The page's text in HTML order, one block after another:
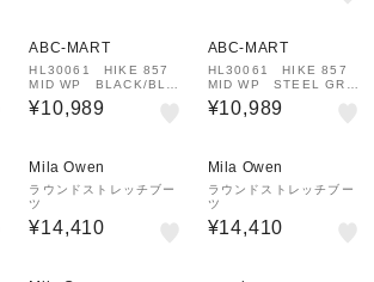
ABC-MART
HL30061 HIKE 857
MID WP BLACK/BLA
CK 666632-0001
¥10,989
ABC-MART
HL30061 HIKE 857
MID WP STEEL GRA
Y 666632-0003
¥10,989
Mila Owen
ラウンドストレッチブー
ツ
¥14,410
Mila Owen
ラウンドストレッチブー
ツ
¥14,410